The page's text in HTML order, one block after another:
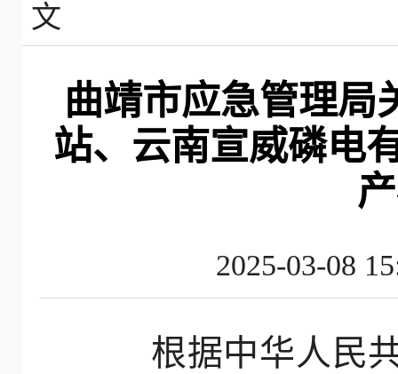
文
曲靖市应急管理局
站、云南宣威磷电
2025-03-08
根据中华人民